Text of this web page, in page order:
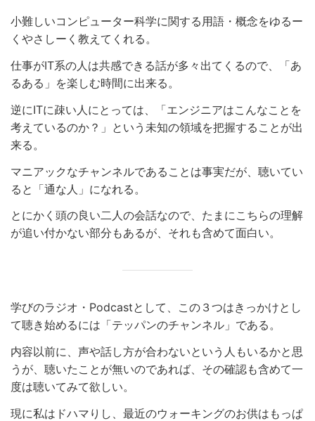
小難しいコンピューター科学に関する用語・概念をゆるー
くやさしーく教えてくれる。
仕事がIT系の人は共感できる話が多々出てくるので、「あ
るある」を楽しむ時間に出来る。
逆にITに疎い人にとっては、「エンジニアはこんなことを
考えているのか？」という未知の領域を把握することが出
来る。
マニアックなチャンネルであることは事実だが、聴いてい
ると「通な人」になれる。
とにかく頭の良い二人の会話なので、たまにこちらの理解
が追い付かない部分もあるが、それも含めて面白い。
学びのラジオ・Podcastとして、この３つはきっかけとし
て聴き始めるには「テッパンのチャンネル」である。
内容以前に、声や話し方が合わないという人もいるかと思
うが、聴いたことが無いのであれば、その確認も含めて一
度は聴いてみて欲しい。
現に私はドハマりし、最近のウォーキングのお供はもっぱ